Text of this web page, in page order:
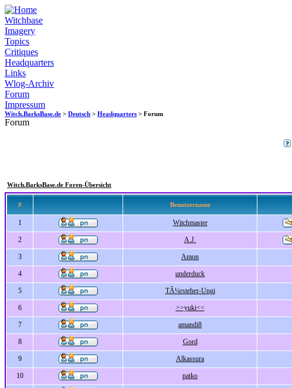
Witchbase
Imagery
Topics
Critiques
Headquarters
Links
Wlog-Archiv
Forum
Impressum
Witch.BarksBase.de > Deutsch > Headquarters > Forum
Forum
Witch.BarksBase.de Foren-Übersicht
# Benutzername
1 Witchmaster
2 A.J.
3 Amon
4 underduck
5 TÃ¼rsteher-Ungi
6 >>yuki<<
7 amandi8
8 Gord
9 Alkassura
10 patko